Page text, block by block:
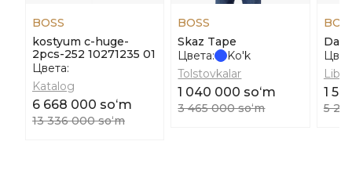
BOSS
kostyum c-huge-
2pcs-252 10271235 01
Цвета:
Katalog
6 668 000 soʻm
13 336 000 soʻm
BOSS
Skaz Tape
Цвета:
Ko'k
Tolstovkalar
1 040 000 soʻm
3 465 000 soʻm
1
5